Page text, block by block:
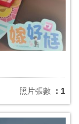
照片張數 ：1